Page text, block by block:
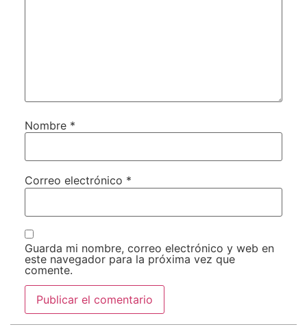
Nombre *
Correo electrónico *
Guarda mi nombre, correo electrónico y web en
este navegador para la próxima vez que
comente.